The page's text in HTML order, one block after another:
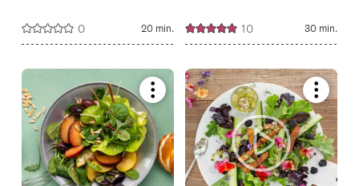
0 20 min. 10 30 min.
Bookmark
recipe
or
add
to
your
collections.
recipe
or
add
it
to
your